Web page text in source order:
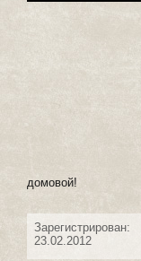
домовой!
Зарегистрирован:
23.02.2012